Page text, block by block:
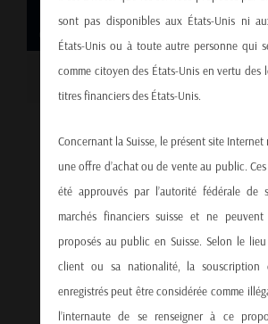
30
07, 2025
Strait of Hormuz
Markets on Edge
Tensions
sont pas disponibles aux États-Unis ni
États-Unis ou à toute autre personne qui
comme citoyen des États-Unis en vertu des
titres financiers des États-Unis.
Concernant la Suisse, le présent site
une offre d’achat ou de vente au public.
été approuvés par l’autorité fédérale de
marchés financiers suisse et ne
proposés au public en Suisse. Selon le
client ou sa nationalité, la souscription
enregistrés peut être considérée comme
l’internaute de se renseigner à ce